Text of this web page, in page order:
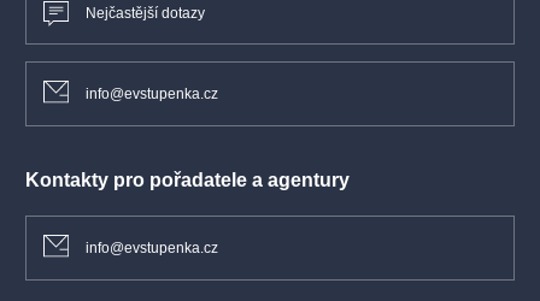
Nejčastější dotazy
info@evstupenka.cz
Kontakty pro pořadatele a agentury
info@evstupenka.cz